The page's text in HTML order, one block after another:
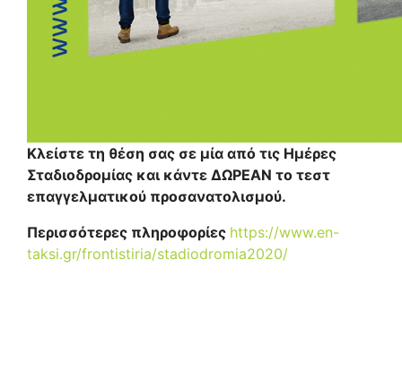
Κλείστε τη θέση σας σε μία από τις Ημέρες
Σταδιοδρομίας και κάντε ΔΩΡΕΑΝ το τεστ
επαγγελματικού προσανατολισμού.
Περισσότερες πληροφορίες https://www.en-
taksi.gr/frontistiria/stadiodromia2020/